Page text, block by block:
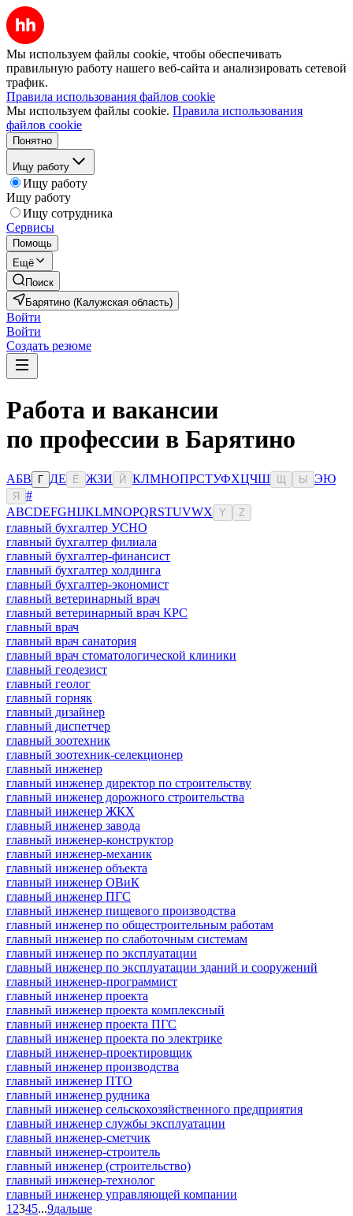
Мы используем файлы cookie, чтобы обеспечивать
правильную работу нашего веб-сайта и анализировать сетевой
трафик.
Правила использования файлов cookie
Мы используем файлы cookie. Правила использования
файлов cookie
Понятно
Ищу работу
Ищу работу
Ищу работу
Ищу сотрудника
Сервисы
Помощь
Ещё
Поиск
Барятино (Калужская область)
Войти
Войти
Создать резюме
Работа и вакансии
по профессии в Барятино
АБВ Г ДЕ Ё ЖЗИ Й КЛМНОПРСТУФХЦЧШ Ы ЭЮ
Я
#
ABCDEFGHIJKLMNOPQRSTUVWX Y Z
главный бухгалтер УСНО
главный бухгалтер филиала
главный бухгалтер-финансист
главный бухгалтер холдинга
главный бухгалтер-экономист
главный ветеринарный врач
главный ветеринарный врач КРС
главный врач
главный врач санатория
главный врач стоматологической клиники
главный геодезист
главный геолог
главный горняк
главный дизайнер
главный диспетчер
главный зоотехник
главный зоотехник-селекционер
главный инженер
главный инженер директор по строительству
главный инженер дорожного строительства
главный инженер ЖКХ
главный инженер завода
главный инженер-конструктор
главный инженер-механик
главный инженер объекта
главный инженер ОВиК
главный инженер ПГС
главный инженер пищевого производства
главный инженер по общестроительным работам
главный инженер по слаботочным системам
главный инженер по эксплуатации
главный инженер по эксплуатации зданий и сооружений
главный инженер-программист
главный инженер проекта
главный инженер проекта комплексный
главный инженер проекта ПГС
главный инженер проекта по электрике
главный инженер-проектировщик
главный инженер производства
главный инженер ПТО
главный инженер рудника
главный инженер сельскохозяйственного предприятия
главный инженер службы эксплуатации
главный инженер-сметчик
главный инженер-строитель
главный инженер (строительство)
главный инженер-технолог
главный инженер управляющей компании
1 2345...9дальше